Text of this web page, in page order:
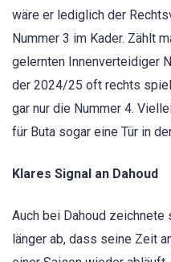
wäre er lediglich der
Nummer 3 im Kader. Zählt
gelernten Innenverteidiger
der 2024/25 oft rechts
gar nur die Nummer 4.
für Buta sogar eine Tür in
Klares Signal an Dahoud
Auch bei Dahoud zeichnete
länger ab, dass seine Zeit